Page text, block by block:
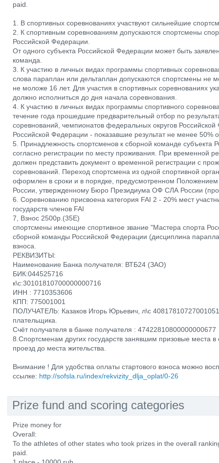
paid.
1. В спортивных соревнованиях участвуют сильнейшие
2. К спортивным соревнованиям допускаются спортсмены
Российской Федерации.
От одного субъекта Российской Федерации может быть
команда.
3. К участию в личных видах программы спортивных
слова параплан или дельтаплан допускаются спортсмены не
не моложе 16 лет. Для участия в спортивных соревнованиях
должно исполниться до дня начала соревнования.
4. К участию в личных видах программы спортивного
течение года прошедшие предварительный отбор по
соревнований, чемпионатов федеральных округов
Российской Федерации - показавшие результат не менее 50%
5. Принадлежность спортсменов к сборной команде субъекта
согласно регистрации по месту проживания. При временной
должен представить документ о временной регистрации с
соревнований. Переход спортсмена из одной спортивной
оформлен в сроки и в порядке, предусмотренном
России, утвержденному Бюро Президиума ОФ СЛА России
6. Соревнованию присвоена категория FAI 2 - 20% мест
государств членов FAI
7, Взнос 2500р.(35E)
спортсмены имеющие спортивное звание "Мастера спорта
сборной команды Российской Федерации (дисциплина
взноса.
РЕКВИЗИТЫ:
Наименование Банка получателя: ВТБ24 (ЗАО)
БИК:044525716
к\с:30101810700000000716
ИНН : 7710353606
КПП: 775001001
ПОЛУЧАТЕЛЬ: Казаков Игорь Юрьевич, л\с
плательщика.
Счёт получателя в банке получателя : 47422810800000000677
8.Спортсменам других государств занявшим призовые места
проезд до места жительства.
Внимание ! Для удобства оплаты стартового взноса можно
ссылке: http://sofsla.ru/index/rekvizity_dlja_oplat/0-26
Prize fund and scoring categories
Prize money for
Overall:
To the athletes of other states who took prizes in the overall
paid.